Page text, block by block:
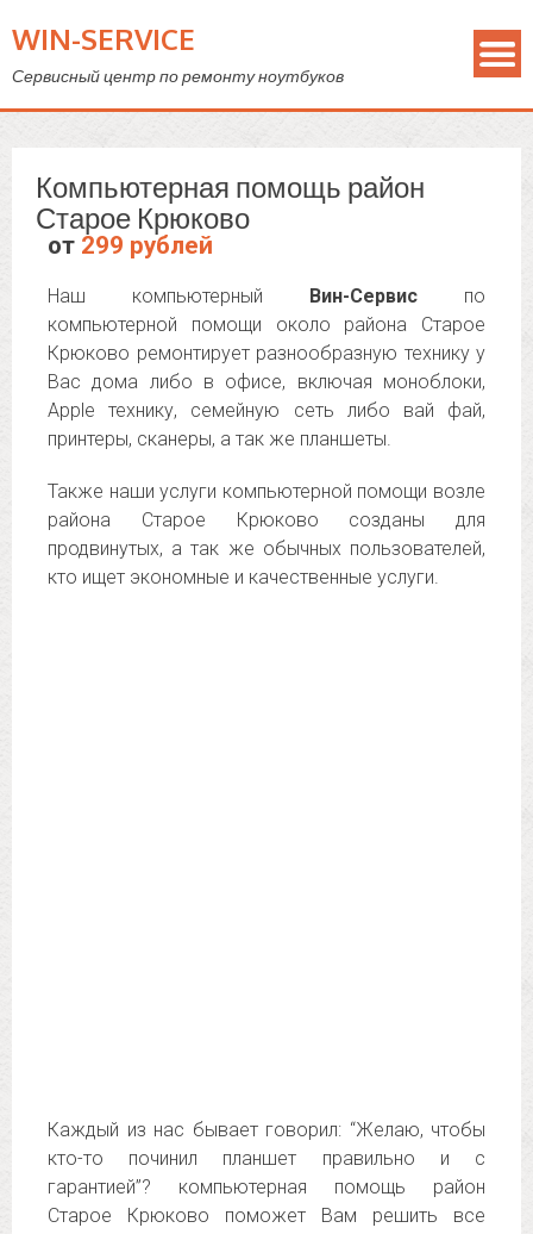
WIN-SERVICE
Сервисный центр по ремонту ноутбуков
Компьютерная помощь район
Старое Крюково
от 299 рублей
Наш компьютерный Вин-Сервис по
компьютерной помощи около района Старое
Крюково ремонтирует разнообразную технику у
Вас дома либо в офисе, включая моноблоки,
Apple технику, семейную сеть либо вай фай,
принтеры, сканеры, а так же планшеты.
Также наши услуги компьютерной помощи возле
района Старое Крюково созданы для
продвинутых, а так же обычных пользователей,
кто ищет экономные и качественные услуги.
Каждый из нас бывает говорил: “Желаю, чтобы
кто-то починил планшет правильно и с
гарантией”? компьютерная помощь район
Старое Крюково поможет Вам решить все